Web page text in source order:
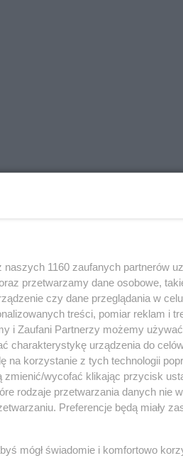
1160 zaufanych partnerów
przetwarzamy dane osobowe,
czy dane przeglądania w
treści, pomiar reklam i
i Zaufani Partnerzy możemy
charakterystykę urządzenia do
korzystanie z tych technologii
zmienić/wycofać klikając przycisk
rodzaje przetwarzania danych nie
Preferencje będą miały
mógł świadomie i komfortowo